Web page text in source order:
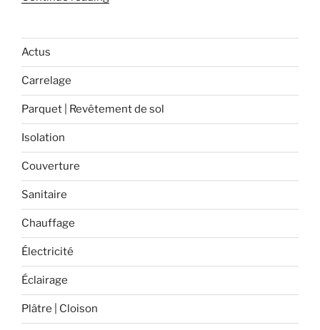
Actus
Carrelage
Parquet | Revêtement de sol
Isolation
Couverture
Sanitaire
Chauffage
Électricité
Éclairage
Plâtre | Cloison